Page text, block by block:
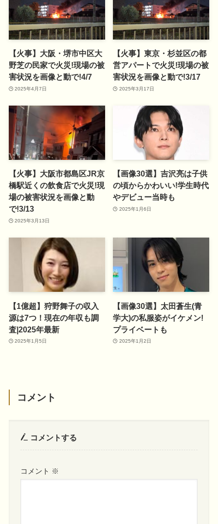
【火事】大阪・堺市中区大
野芝の民家で火災!現場の被
害状況を画像と動で!4/7
2025年4月7日
【火事】東京・杉並区の都
営アパートで火災!現場の被
害状況を画像と動で!3/17
2025年3月17日
【火事】大阪市都島区JR京
橋駅近くの飲食店で火災!現
場の被害状況を画像と動
で!3/13
2025年3月13日
【画像30選】吉沢亮は子供
の頃からかわいい!学生時代
やデビュー当時も
2025年1月6日
【1億超】狩野舞子の収入
源は7つ！現在の年収も調
査|2025年最新
2025年1月5日
【画像30選】太田蒼生(青
学大)の私服姿がイケメン!
プライベートも
2025年1月2日
コメント
コメントする
コメント ※